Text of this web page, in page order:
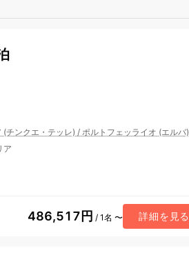
(チンクエ・テッレ) / ポルトフェッライオ (エルバ)
ア
486,517円 / 1名 〜 詳細を見る